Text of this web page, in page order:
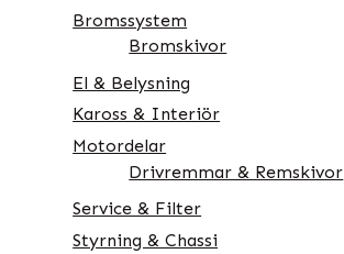
Bromssystem
Bromskivor
El & Belysning
Kaross & Interiör
Motordelar
Drivremmar & Remskivor
Service & Filter
Styrning & Chassi